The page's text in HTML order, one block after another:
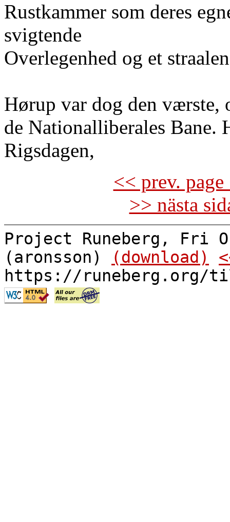
Rustkammer som deres
svigtende
Overlegenhed og et
Hørup var dog den værste,
de Nationalliberales Bane.
Rigsdagen,
<< prev.
>> nästa
Project Runeberg, Fri
(aronsson)
(download)
https://runeberg.org/